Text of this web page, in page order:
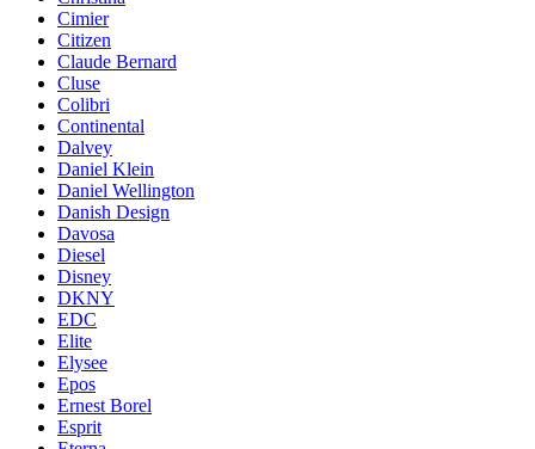
Cimier
Citizen
Claude Bernard
Cluse
Colibri
Continental
Dalvey
Daniel Klein
Daniel Wellington
Danish Design
Davosa
Diesel
Disney
DKNY
EDC
Elite
Elysee
Epos
Ernest Borel
Esprit